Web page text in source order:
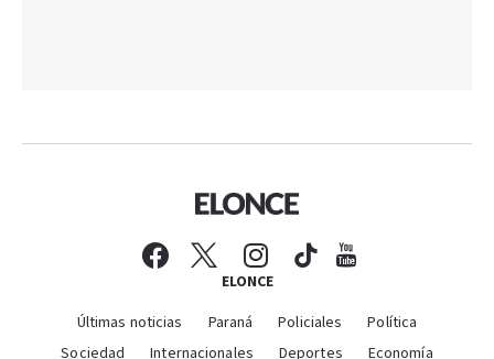
ELONCE
Últimas noticias Paraná Policiales
Política
Sociedad
Internacionales Deportes
Economía